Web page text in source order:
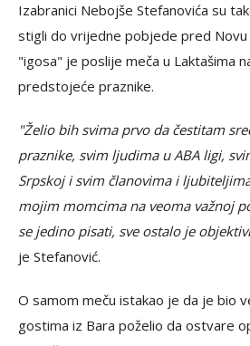
Izabranici Nebojše Stefanovića su
stigli do vrijedne pobjede pred
"igosa" je poslije meča u Laktašima
predstojeće praznike.
"Želio bih svima prvo da čestitam
praznike, svim ljudima u ABA ligi,
Srpskoj i svim članovima i
mojim momcima na veoma važnoj
se jedino pisati, sve ostalo je
je Stefanović.
O samom meču istakao je da je bio
gostima iz Bara poželio da ostvare